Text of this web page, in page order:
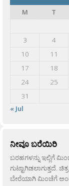
M
T
3
4
10
11
17
18
24
25
31
« Jul
ನೀವೂ ಬರೆಯಿರಿ
ಬರಹಗಳನ್ನು ಇಲ್ಲಿಗೆ
ಗುಟ್ಟಾಗಿಡಲಾಗುತ್ತದೆ.
ಬೇರೆಯಾಗಿ ಮಿಂಚೆಗೆ